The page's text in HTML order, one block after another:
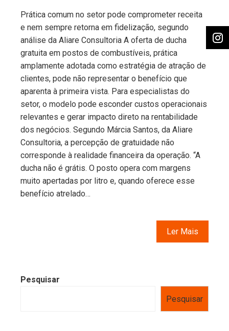
Prática comum no setor pode comprometer receita
e nem sempre retorna em fidelização, segundo
análise da Aliare Consultoria A oferta de ducha
gratuita em postos de combustíveis, prática
amplamente adotada como estratégia de atração de
clientes, pode não representar o benefício que
aparenta à primeira vista. Para especialistas do
setor, o modelo pode esconder custos operacionais
relevantes e gerar impacto direto na rentabilidade
dos negócios. Segundo Márcia Santos, da Aliare
Consultoria, a percepção de gratuidade não
corresponde à realidade financeira da operação. “A
ducha não é grátis. O posto opera com margens
muito apertadas por litro e, quando oferece esse
benefício atrelado…
Ler Mais
Pesquisar
Pesquisar